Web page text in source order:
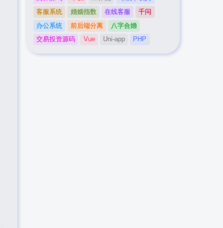
客服系统
婚姻指数 在线客服
千问
办公系统
前后端分离
八字合婚
交易投资源码
Vue Uni-app PHP